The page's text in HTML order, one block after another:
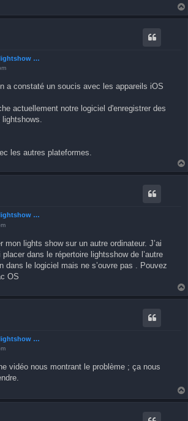
…
a constaté un soucis avec les appareils iOS
actuellement notre logiciel d'enregistrer des
les autres plateformes.
lightshow …
mon lights show sur un autre ordinateur. J’ai
dans le répertoire lightsshow de l’autre
dans le logiciel mais ne s’ouvre pas . Pouvez
OS
…
vidéo nous montrant le problème ; ça nous